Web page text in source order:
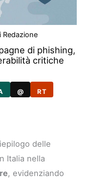
Redazione
di phishing,
critiche
@ RT
delle
Italia nella
, evidenziando